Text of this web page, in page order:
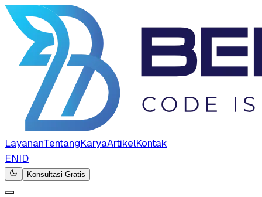
LayananTentangKaryaArtikelKontak
ENID
Konsultasi Gratis